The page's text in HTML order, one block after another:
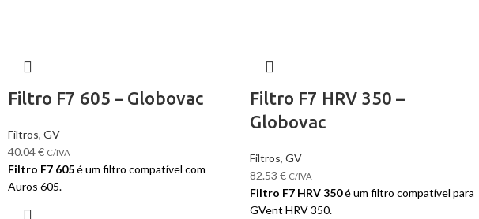
Filtro F7 605 – Globovac
Filtros, GV
40.04€ C/IVA
Filtro F7 605é um filtro compatível com
Auros 605.
Filtro F7 HRV 350 –
Globovac
Filtros, GV
82.53 € C/IVA
Filtro F7 HRV 350é um filtro compatível para
GVent HRV 350.